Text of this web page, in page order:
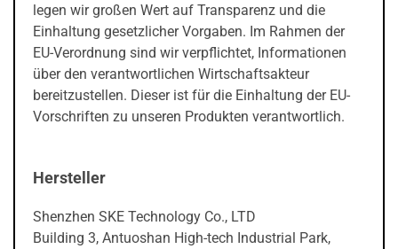
legen wir großen Wert auf Transparenz und die
Einhaltung gesetzlicher Vorgaben. Im Rahmen der
EU-Verordnung sind wir verpflichtet, Informationen
über den verantwortlichen Wirtschaftsakteur
bereitzustellen. Dieser ist für die Einhaltung der EU-
Vorschriften zu unseren Produkten verantwortlich.
Hersteller
Shenzhen SKE Technology Co., LTD
Building 3, Antuoshan High-tech Industrial Park,